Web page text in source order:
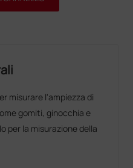
misurare l'ampiezza di
gomiti, ginocchia e
per la misurazione della